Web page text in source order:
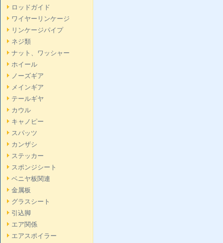
ロッドガイド
ワイヤーリンケージ
リンケージパイプ
ネジ類
ナット、ワッシャー
ホイール
ノーズギア
メインギア
テールギヤ
カウル
キャノピー
スパッツ
カンザシ
ステッカー
スポンジシート
ベニヤ板関連
金属板
グラスシート
引込脚
エア関係
エアスポイラー